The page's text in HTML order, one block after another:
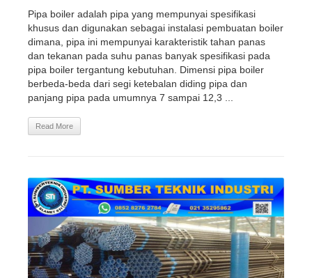
Pipa boiler adalah pipa yang mempunyai spesifikasi
khusus dan digunakan sebagai instalasi pembuatan boiler
dimana, pipa ini mempunyai karakteristik tahan panas
dan tekanan pada suhu panas banyak spesifikasi pada
pipa boiler tergantung kebutuhan. Dimensi pipa boiler
berbeda-beda dari segi ketebalan diding pipa dan
panjang pipa pada umumnya 7 sampai 12,3 ...
Read More